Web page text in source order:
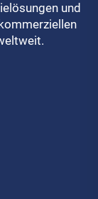
und